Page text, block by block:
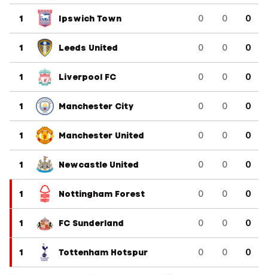
1 Ipswich Town 0 0 0
1 Leeds United 0 0 0
1 Liverpool FC 0 0 0
1 Manchester City 0 0 0
1 Manchester United 0 0 0
1 Newcastle United 0 0 0
1 Nottingham Forest 0 0 0
1 FC Sunderland 0 0 0
1 Tottenham Hotspur 0 0 0